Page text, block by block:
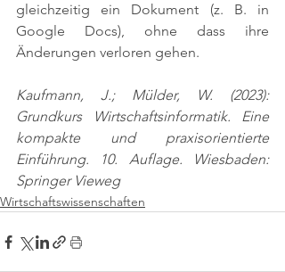
gleichzeitig ein Dokument (z. B. in
Google Docs), ohne dass ihre
Änderungen verloren gehen.
Kaufmann, J.; Mülder, W. (2023):
Grundkurs Wirtschaftsinformatik. Eine
kompakte und praxisorientierte
Einführung. 10. Auflage. Wiesbaden:
Springer Vieweg
Wirtschaftswissenschaften